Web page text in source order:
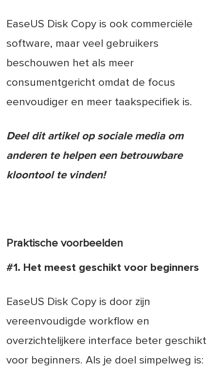
EaseUS Disk Copy is ook commerciële
software, maar veel gebruikers
beschouwen het als meer
consumentgericht omdat de focus
eenvoudiger en meer taakspecifiek is.
Deel dit artikel op sociale media om
anderen te helpen een betrouwbare
kloontool te vinden!
Praktische voorbeelden
#1. Het meest geschikt voor beginners
EaseUS Disk Copy is door zijn
vereenvoudigde workflow en
overzichtelijkere interface beter geschikt
voor beginners. Als je doel simpelweg is: